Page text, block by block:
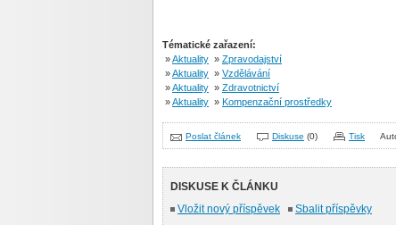
Tématické zařazení:
»Aktuality » Zpravodajství
»Aktuality » Vzdělávání
»Aktuality » Zdravotnictví
»Aktuality » Kompenzační prostředky
Poslat článek Diskuse (0) Tisk
DISKUSE K ČLÁNKU
Vložit nový příspěvek
Sbalit příspěvky